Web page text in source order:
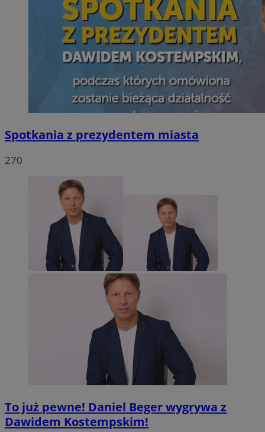
Spotkania z prezydentem miasta
270
To już pewne! Daniel Beger wygrywa z
Dawidem Kostempskim!